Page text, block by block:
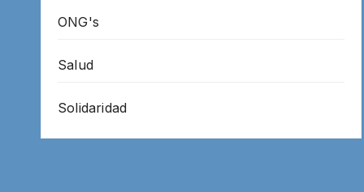
ONG's
Salud
Solidaridad